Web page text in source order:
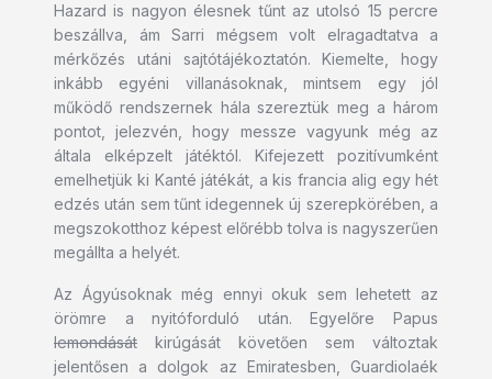
Hazard is nagyon élesnek tűnt az utolsó 15 percre
beszállva, ám Sarri mégsem volt elragadtatva a
mérkőzés utáni sajtótájékoztatón. Kiemelte, hogy
inkább egyéni villanásoknak, mintsem egy jól
működő rendszernek hála szereztük meg a három
pontot, jelezvén, hogy messze vagyunk még az
általa elképzelt játéktól. Kifejezett pozitívumként
emelhetjük ki Kanté játékát, a kis francia alig egy hét
edzés után sem tűnt idegennek új szerepkörében, a
megszokotthoz képest előrébb tolva is nagyszerűen
megállta a helyét.
Az Ágyúsoknak még ennyi okuk sem lehetett az
örömre a nyitóforduló után. Egyelőre Papus
lemondását kirúgását követően sem változtak
jelentősen a dolgok az Emiratesben, Guardiolaék